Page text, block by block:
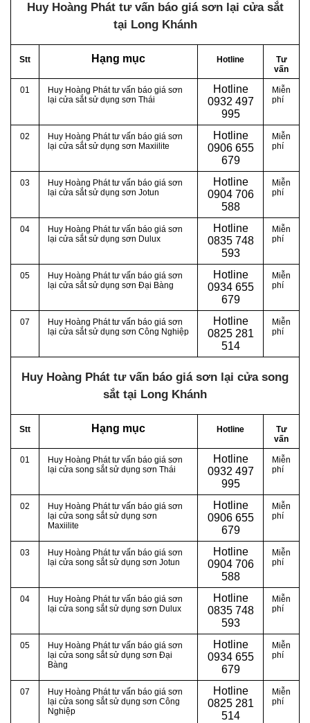
Huy Hoàng Phát tư vấn báo giá sơn lại cửa sắt
tại Long Khánh
Stt Hạng mục Hotline
Tư
vấn
01
Huy Hoàng Phát tư vấn báo giá sơn
lại cửa sắt sử dụng sơn Thái
Hotline
0932 497
995
Miễn
phí
02
Huy Hoàng Phát tư vấn báo giá sơn
lại cửa sắt sử dụng sơn Maxiilite
Hotline
0906 655
679
Miễn
phí
03
Huy Hoàng Phát tư vấn báo giá sơn
lại cửa sắt sử dụng sơn Jotun
Hotline
0904 706
588
Miễn
phí
04
Huy Hoàng Phát tư vấn báo giá sơn
lại cửa sắt sử dụng sơn Dulux
Hotline
0835 748
593
Miễn
phí
05
Huy Hoàng Phát tư vấn báo giá sơn
lại cửa sắt sử dụng sơn Đại Bàng
Hotline
0934 655
679
Miễn
phí
07
Huy Hoàng Phát tư vấn báo giá sơn
lại cửa sắt sử dụng sơn Công Nghiệp
Hotline
0825 281
514
Miễn
phí
Huy Hoàng Phát tư vấn báo giá sơn lại cửa song
sắt tại Long Khánh
Stt Hạng mục Hotline
Tư
vấn
01
Huy Hoàng Phát tư vấn báo giá sơn
lại cửa song sắt sử dụng sơn Thái
Hotline
0932 497
995
Miễn
phí
02
Huy Hoàng Phát tư vấn báo giá sơn
lại cửa song sắt sử dụng sơn
Maxiilite
Hotline
0906 655
679
Miễn
phí
03
Huy Hoàng Phát tư vấn báo giá sơn
lại cửa song sắt sử dụng sơn Jotun
Hotline
0904 706
588
Miễn
phí
04
Huy Hoàng Phát tư vấn báo giá sơn
lại cửa song sắt sử dụng sơn Dulux
Hotline
0835 748
593
Miễn
phí
05
Huy Hoàng Phát tư vấn báo giá sơn
lại cửa song sắt sử dụng sơn Đại
Bàng
Hotline
0934 655
679
Miễn
phí
07
Huy Hoàng Phát tư vấn báo giá sơn
lại cửa song sắt sử dụng sơn Công
Nghiệp
Hotline
0825 281
514
Miễn
phí